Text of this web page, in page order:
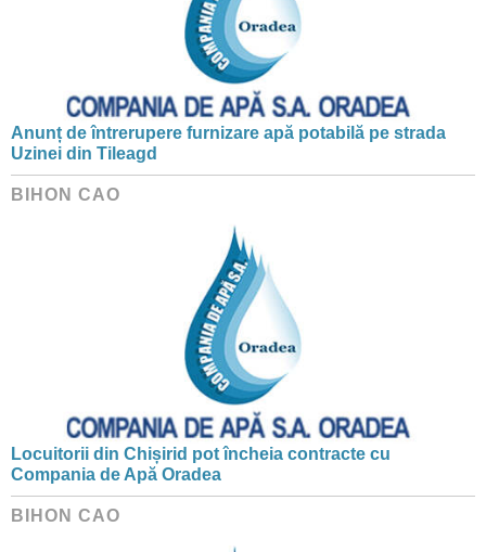
Anunț de întrerupere furnizare apă potabilă pe strada
Uzinei din Tileagd
BIHON CAO
Locuitorii din Chișirid pot încheia contracte cu
Compania de Apă Oradea
BIHON CAO